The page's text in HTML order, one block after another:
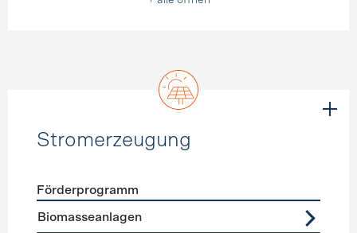
Stromerzeugung
Förderprogramme
Förderprogramm
Biomasseanlagen